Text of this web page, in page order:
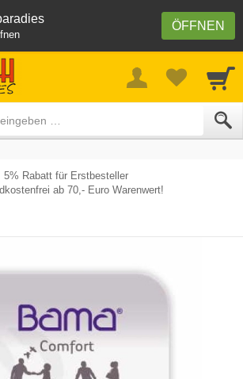
ÖFFNEN
5% Rabatt für Erstbesteller
ab 70,- Euro Warenwert!